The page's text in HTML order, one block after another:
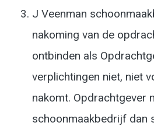
J Veenman
nakoming van de
ontbinden als
verplichtingen niet, niet
nakomt. Opdrachtgever
schoonmaakbedrijf dan